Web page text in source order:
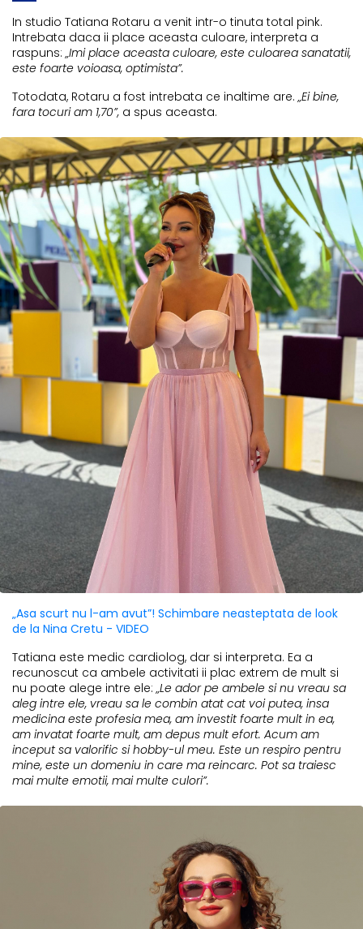
In studio Tatiana Rotaru a venit intr-o tinuta total pink.
Intrebata daca ii place aceasta culoare, interpreta a
raspuns:„Imi place aceasta culoare, este culoarea sanatatii,
este foarte voioasa, optimista”.
Totodata, Rotaru a fost intrebata ce inaltime are.„Ei bine,
fara tocuri am 1,70”, a spus aceasta.
„Asa scurt nu l-am avut”! Schimbare neasteptata de look
de la Nina Cretu - VIDEO
Tatiana este medic cardiolog, dar si interpreta. Ea a
recunoscut ca ambele activitati ii plac extrem de mult si
nu poate alege intre ele:„Le ador pe ambele si nu vreau sa
aleg intre ele, vreau sa le combin atat cat voi putea, insa
medicina este profesia mea, am investit foarte mult in ea,
am invatat foarte mult, am depus mult efort. Acum am
inceput sa valorific si hobby-ul meu. Este un respiro pentru
mine, este un domeniu in care ma reincarc. Pot sa traiesc
mai multe emotii, mai multe culori”.